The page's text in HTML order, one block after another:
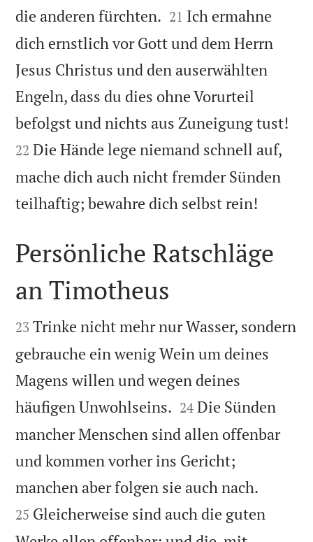
die anderen fürchten. 

21 Ich ermahne
dich ernstlich vor Gott und dem Herrn
Jesus Christus und den auserwählten
Engeln, dass du dies ohne Vorurteil
befolgst und nichts aus Zuneigung tust!
22 Die Hände lege niemand schnell auf,
mache dich auch nicht fremder Sünden
teilhaftig; bewahre dich selbst rein!

Persönliche Ratschläge
an Timotheus

23 Trinke nicht mehr nur Wasser, sondern
gebrauche ein wenig Wein um deines
Magens willen und wegen deines
häufigen Unwohlseins. 

24 Die Sünden
mancher Menschen sind allen offenbar
und kommen vorher ins Gericht;
manchen aber folgen sie auch nach.
25 Gleicherweise sind auch die guten